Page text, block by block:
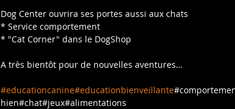
Dog Center ouvrira ses portes aussi aux chats
* Service comportement
* "Cat Corner" dans le DogShop
A très bientôt pour de nouvelles aventures…
#educationcanine#educationbienveillante
hien#chat#jeux#alimentations